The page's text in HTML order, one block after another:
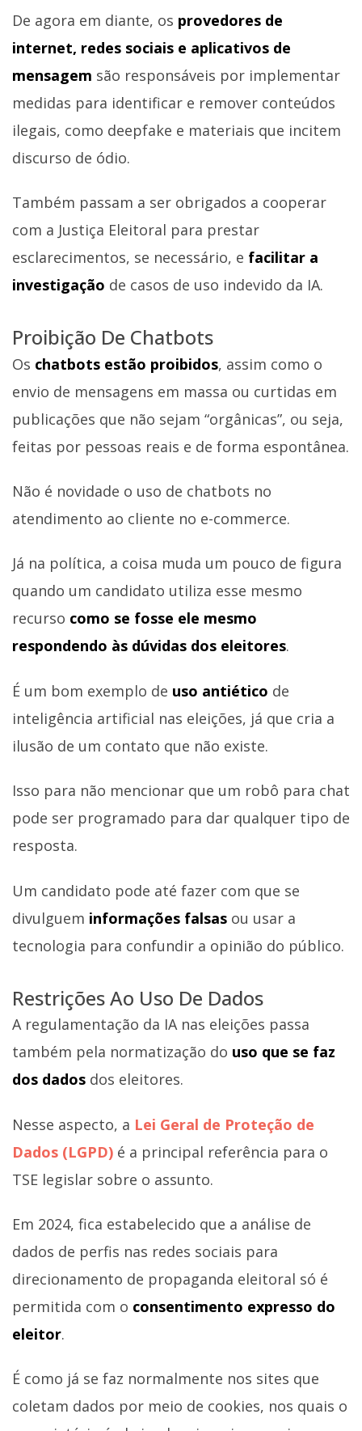
De agora em diante, os provedores de
internet, redes sociais e aplicativos de
mensagem são responsáveis por implementar
medidas para identificar e remover conteúdos
ilegais, como deepfake e materiais que incitem
discurso de ódio.
Também passam a ser obrigados a cooperar
com a Justiça Eleitoral para prestar
esclarecimentos, se necessário, e facilitar a
investigação de casos de uso indevido da IA.
Proibição De Chatbots
Os chatbots estão proibidos, assim como o
envio de mensagens em massa ou curtidas em
publicações que não sejam “orgânicas”, ou seja,
feitas por pessoas reais e de forma espontânea.
Não é novidade o uso de chatbots no
atendimento ao cliente no e-commerce.
Já na política, a coisa muda um pouco de figura
quando um candidato utiliza esse mesmo
recurso como se fosse ele mesmo
respondendo às dúvidas dos eleitores.
É um bom exemplo de uso antiético de
inteligência artificial nas eleições, já que cria a
ilusão de um contato que não existe.
Isso para não mencionar que um robô para chat
pode ser programado para dar qualquer tipo de
resposta.
Um candidato pode até fazer com que se
divulguem informações falsas ou usar a
tecnologia para confundir a opinião do público.
Restrições Ao Uso De Dados
A regulamentação da IA nas eleições passa
também pela normatização do uso que se faz
dos dados dos eleitores.
Nesse aspecto, a Lei Geral de Proteção de
Dados (LGPD) é a principal referência para o
TSE legislar sobre o assunto.
Em 2024, fica estabelecido que a análise de
dados de perfis nas redes sociais para
direcionamento de propaganda eleitoral só é
permitida com o consentimento expresso do
eleitor.
É como já se faz normalmente nos sites que
coletam dados por meio de cookies, nos quais o